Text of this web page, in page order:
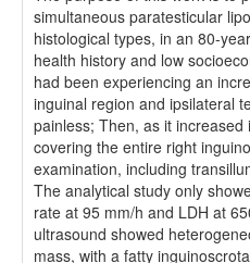
simultaneous paratesticular
histological types, in an 80-
health history and low
had been experiencing an
inguinal region and ipsilateral
painless; Then, as it
covering the entire right
examination, including
The analytical study only
rate at 95 mm/h and LDH at
ultrasound showed
mass, with a fatty